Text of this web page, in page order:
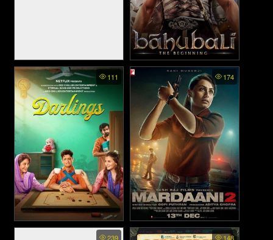
Bramayugam (2024)
Bahubali: The Beginning -
เปิดตำนานบาฮูบาลี (2015)
111
Darlings - ที่รัก (2022)
174
Mardaani 2 - มาร์ดานี่ สวย
239 148